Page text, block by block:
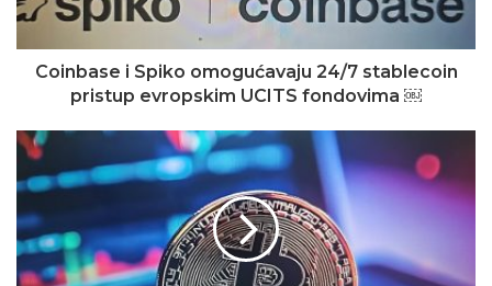
Coinbase i Spiko omogućavaju 24/7 stablecoin
pristup evropskim UCITS fondovima ￼